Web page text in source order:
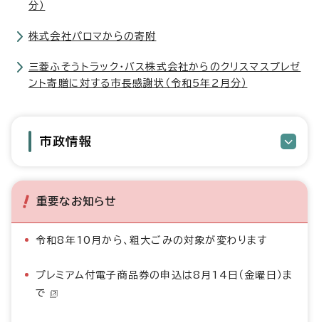
分）
株式会社パロマからの寄附
三菱ふそうトラック・バス株式会社からのクリスマスプレゼ
ント寄贈に対する市長感謝状（令和5年2月分）
市政情報
重要なお知らせ
令和8年10月から、粗大ごみの対象が変わります
プレミアム付電子商品券の申込は8月14日（金曜日）ま
で